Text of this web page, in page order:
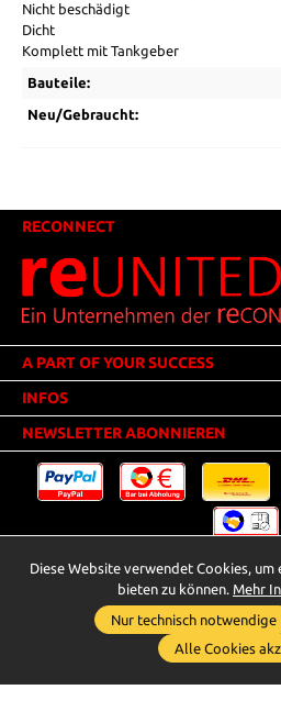
Nicht beschädigt
Dicht
Komplett mit Tankgeber
Bauteile:
Neu/Gebraucht:
RECONNECT
A PART OF YOUR SUCCESS
INFOS
NEWSLETTER ABONNIEREN
* Alle Preise inkl. gesetzl.
Innerhalb Deutschlands -
** Der Verkauf unterliegt der
(Gebrauchtgegenstände/
Umsatzsteuer bei gebrauchten oder
Diese Website verwendet Cookies,
bieten zu können. Mehr
Nur technisch notwendige
Alle Cookies